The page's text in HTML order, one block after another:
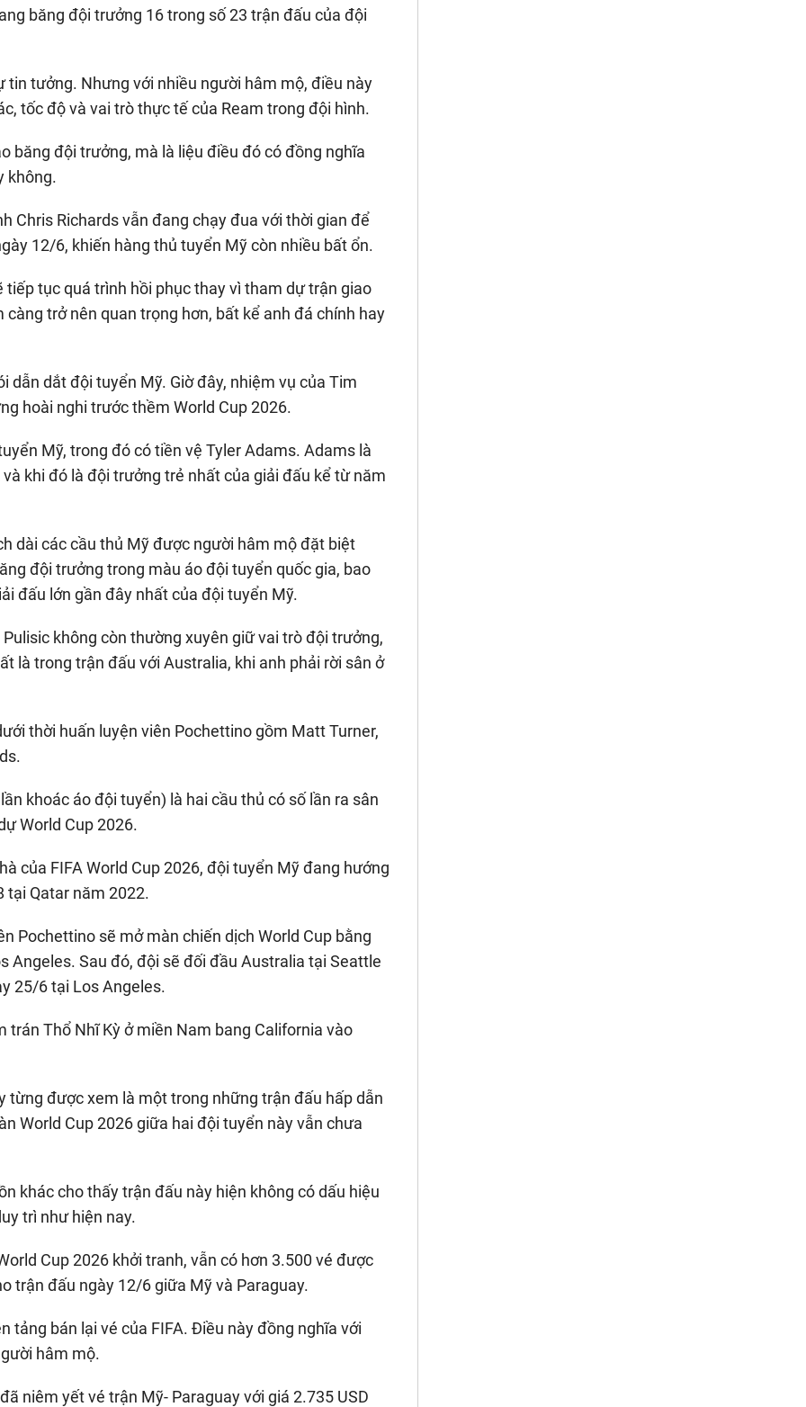
băng đội trưởng 16 trong số 23 trận đấu của đội
tưởng. Nhưng với nhiều người hâm mộ, điều này
tốc độ và vai trò thực tế của Ream trong đội hình.
băng đội trưởng, mà là liệu điều đó có đồng nghĩa
không.
Chris Richards vẫn đang chạy đua với thời gian để
12/6, khiến hàng thủ tuyển Mỹ còn nhiều bất ổn.
tục quá trình hồi phục thay vì tham dự trận giao
trở nên quan trọng hơn, bất kể anh đá chính hay
dắt đội tuyển Mỹ. Giờ đây, nhiệm vụ của Tim
hoài nghi trước thềm World Cup 2026.
Mỹ, trong đó có tiền vệ Tyler Adams. Adams là
khi đó là đội trưởng trẻ nhất của giải đấu kể từ năm
dài các cầu thủ Mỹ được người hâm mộ đặt biệt
đội trưởng trong màu áo đội tuyển quốc gia, bao
đấu lớn gần đây nhất của đội tuyển Mỹ.
không còn thường xuyên giữ vai trò đội trưởng,
là trong trận đấu với Australia, khi anh phải rời sân ở
thời huấn luyện viên Pochettino gồm Matt Turner,
khoác áo đội tuyển) là hai cầu thủ có số lần ra sân
World Cup 2026.
của FIFA World Cup 2026, đội tuyển Mỹ đang hướng
tại Qatar năm 2022.
Pochettino sẽ mở màn chiến dịch World Cup bằng
Angeles. Sau đó, đội sẽ đối đầu Australia tại Seattle
25/6 tại Los Angeles.
trán Thổ Nhĩ Kỳ ở miền Nam bang California vào
từng được xem là một trong những trận đấu hấp dẫn
World Cup 2026 giữa hai đội tuyển này vẫn chưa
khác cho thấy trận đấu này hiện không có dấu hiệu
trì như hiện nay.
Cup 2026 khởi tranh, vẫn có hơn 3.500 vé được
trận đấu ngày 12/6 giữa Mỹ và Paraguay.
tảng bán lại vé của FIFA. Điều này đồng nghĩa với
hâm mộ.
niêm yết vé trận Mỹ- Paraguay với giá 2.735 USD